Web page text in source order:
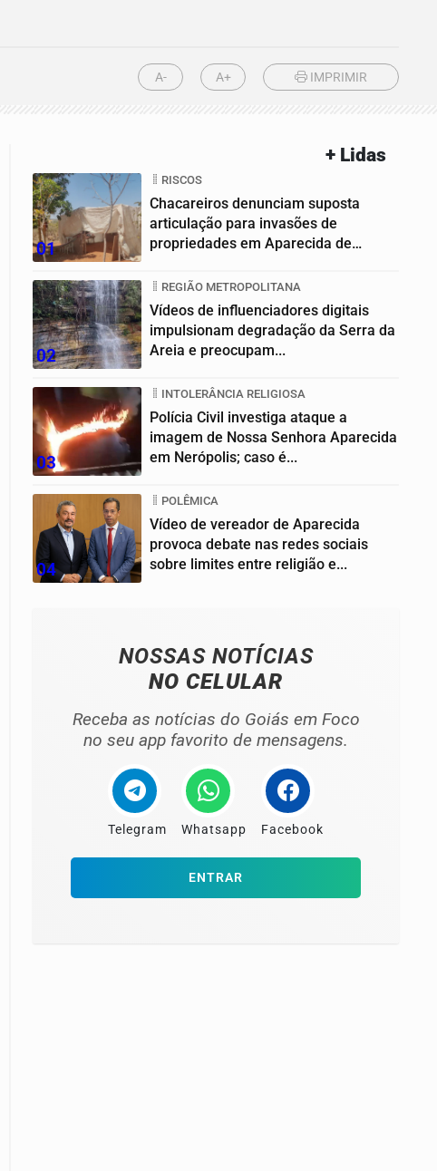
A- A+ IMPRIMIR
+ Lidas
01
RISCOS
Chacareiros denunciam suposta
articulação para invasões de
propriedades em Aparecida de
02
REGIÃO METROPOLITANA
Vídeos de influenciadores digitais
impulsionam degradação da Serra da
Areia e preocupam...
03
INTOLERÂNCIA RELIGIOSA
Polícia Civil investiga ataque a
imagem de Nossa Senhora Aparecida
em Nerópolis; caso é...
04
POLÊMICA
Vídeo de vereador de Aparecida
provoca debate nas redes sociais
sobre limites entre religião e...
NOSSAS NOTÍCIAS
NO CELULAR
Receba as notícias do Goiás em Foco
no seu app favorito de mensagens.
Telegram Whatsapp Facebook
ENTRAR